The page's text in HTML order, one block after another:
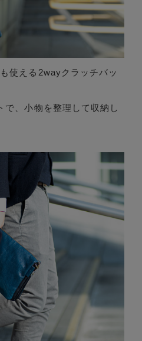
使える2wayクラッチバッ
で、小物を整理して収納し